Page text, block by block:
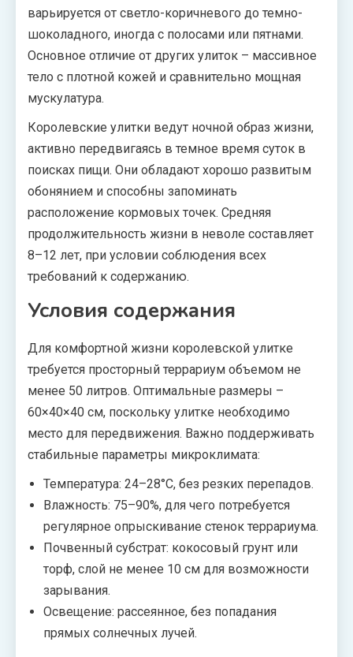
варьируется от светло-коричневого до темно-
шоколадного, иногда с полосами или пятнами.
Основное отличие от других улиток – массивное
тело с плотной кожей и сравнительно мощная
мускулатура.
Королевские улитки ведут ночной образ жизни,
активно передвигаясь в темное время суток в
поисках пищи. Они обладают хорошо развитым
обонянием и способны запоминать
расположение кормовых точек. Средняя
продолжительность жизни в неволе составляет
8–12 лет, при условии соблюдения всех
требований к содержанию.
Условия содержания
Для комфортной жизни королевской улитке
требуется просторный террариум объемом не
менее 50 литров. Оптимальные размеры –
60×40×40 см, поскольку улитке необходимо
место для передвижения. Важно поддерживать
стабильные параметры микроклимата:
Температура: 24–28°C, без резких перепадов.
Влажность: 75–90%, для чего потребуется
регулярное опрыскивание стенок террариума.
Почвенный субстрат: кокосовый грунт или
торф, слой не менее 10 см для возможности
зарывания.
Освещение: рассеянное, без попадания
прямых солнечных лучей.